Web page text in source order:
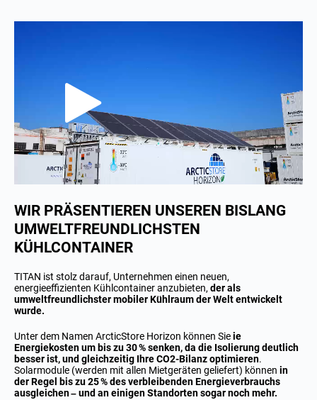
WIR PRÄSENTIEREN UNSEREN BISLANG
UMWELTFREUNDLICHSTEN
KÜHLCONTAINER
TITAN ist stolz darauf, Unternehmen einen neuen,
energieeffizienten Kühlcontainer anzubieten,der als
umweltfreundlichster mobiler Kühlraum der Welt entwickelt
wurde.
Unter dem Namen ArcticStore Horizon können Sieie
Energiekosten um bis zu 30 % senken, da die Isolierung deutlich
besser ist, und gleichzeitig Ihre CO2-Bilanz optimieren.
Solarmodule (werden mit allen Mietgeräten geliefert) können in
der Regel bis zu 25 % des verbleibenden Energieverbrauchs
ausgleichen – und an einigen Standorten sogar noch mehr.